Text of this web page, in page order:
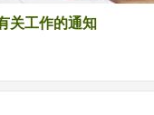
关工作的通知